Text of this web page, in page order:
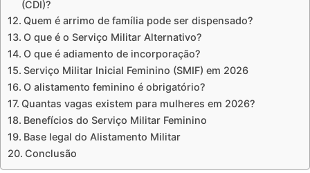
(CDI)?
Quem é arrimo de família pode ser dispensado?
O que é o Serviço Militar Alternativo?
O que é adiamento de incorporação?
Serviço Militar Inicial Feminino (SMIF) em 2026
O alistamento feminino é obrigatório?
Quantas vagas existem para mulheres em 2026?
Benefícios do Serviço Militar Feminino
Base legal do Alistamento Militar
Conclusão